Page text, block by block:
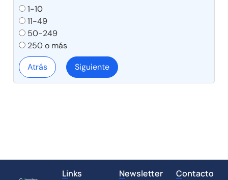
1-10
11-49
50-249
250 o más
Atrás Siguiente
Links Newsletter Contacto